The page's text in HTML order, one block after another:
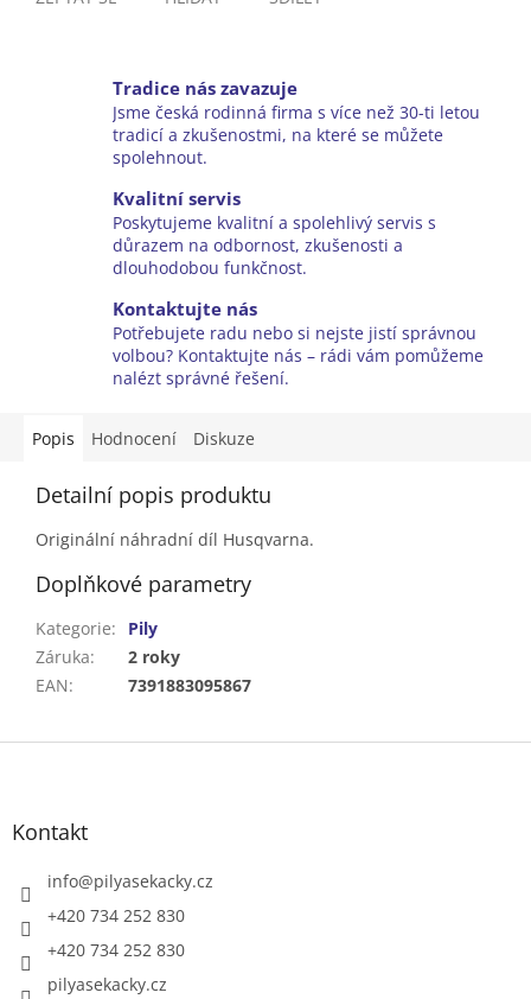
Tradice nás zavazuje
Jsme česká rodinná firma s více než 30-ti letou
tradicí a zkušenostmi, na které se můžete
spolehnout.
Kvalitní servis
Poskytujeme kvalitní a spolehlivý servis s
důrazem na odbornost, zkušenosti a
dlouhodobou funkčnost.
Kontaktujte nás
Potřebujete radu nebo si nejste jistí správnou
volbou? Kontaktujte nás – rádi vám pomůžeme
nalézt správné řešení.
Popis Hodnocení Diskuze
Detailní popis produktu
Originální náhradní díl Husqvarna.
Doplňkové parametry
Kategorie:
Pily
Záruka:
2 roky
EAN: 7391883095867
Z
Kontakt
info@pilyasekacky.cz
+420 734 252 830
+420 734 252 830
pilyasekacky.cz